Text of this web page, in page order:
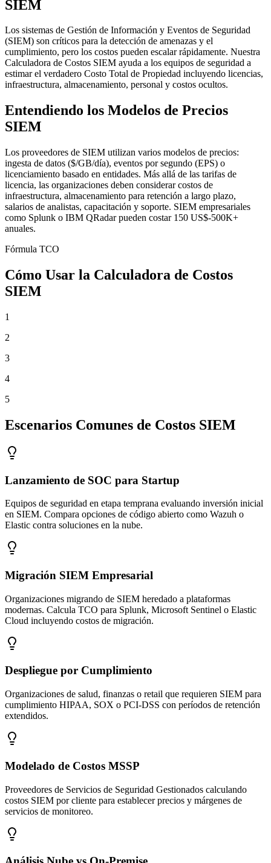
SIEM
Los sistemas de Gestión de Información y Eventos de Seguridad
(SIEM) son críticos para la detección de amenazas y el
cumplimiento, pero los costos pueden escalar rápidamente. Nuestra
Calculadora de Costos SIEM ayuda a los equipos de seguridad a
estimar el verdadero Costo Total de Propiedad incluyendo licencias,
infraestructura, almacenamiento, personal y costos ocultos.
Entendiendo los Modelos de Precios
SIEM
Los proveedores de SIEM utilizan varios modelos de precios:
ingesta de datos ($/GB/día), eventos por segundo (EPS) o
licenciamiento basado en entidades. Más allá de las tarifas de
licencia, las organizaciones deben considerar costos de
infraestructura, almacenamiento para retención a largo plazo,
salarios de analistas, capacitación y soporte. SIEM empresariales
como Splunk o IBM QRadar pueden costar 150 US$-500K+
anuales.
Fórmula TCO
Cómo Usar la Calculadora de Costos
SIEM
1
2
3
4
5
Escenarios Comunes de Costos SIEM
Lanzamiento de SOC para Startup
Equipos de seguridad en etapa temprana evaluando inversión inicial
en SIEM. Compara opciones de código abierto como Wazuh o
Elastic contra soluciones en la nube.
Migración SIEM Empresarial
Organizaciones migrando de SIEM heredado a plataformas
modernas. Calcula TCO para Splunk, Microsoft Sentinel o Elastic
Cloud incluyendo costos de migración.
Despliegue por Cumplimiento
Organizaciones de salud, finanzas o retail que requieren SIEM para
cumplimiento HIPAA, SOX o PCI-DSS con períodos de retención
extendidos.
Modelado de Costos MSSP
Proveedores de Servicios de Seguridad Gestionados calculando
costos SIEM por cliente para establecer precios y márgenes de
servicios de monitoreo.